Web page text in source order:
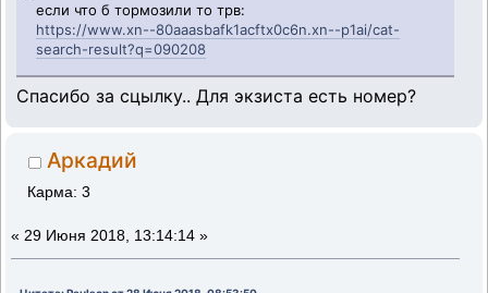
если что б тормозили то трв:
https://www.xn--80aaasbafk1acftx0c6n.xn--p1ai/cat-
search-result?q=090208
Спасибо за сцылку.. Для экзиста есть номер?
Аркадий
Карма: 3
« 29 Июня 2018, 13:14:14 »